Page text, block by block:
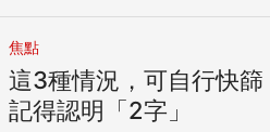
焦點
這3種情況，可自行快篩
記得認明「2字」